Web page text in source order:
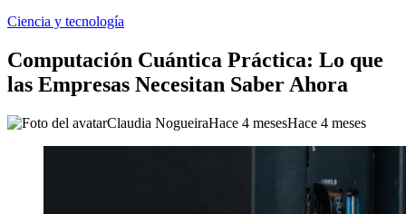
Ciencia y tecnología
Computación Cuántica Práctica: Lo que
las Empresas Necesitan Saber Ahora
Claudia NogueiraHace 4 mesesHace 4 meses